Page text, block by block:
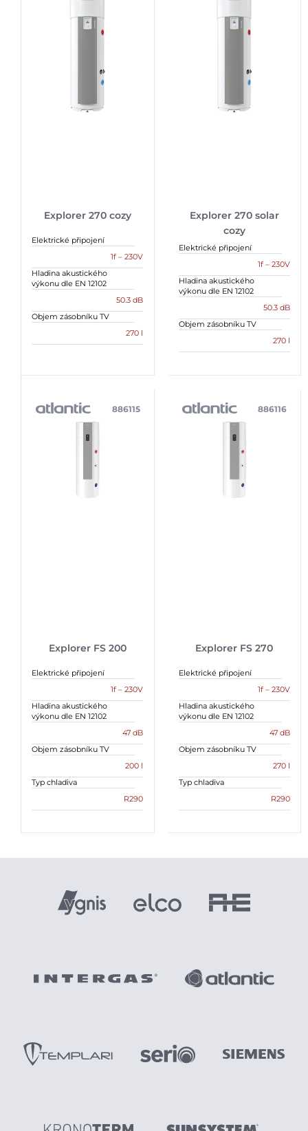
Explorer 270 cozy
Elektrické připojení
1f – 230V
Hladina akustického
výkonu dle EN 12102
50.3 dB
Objem zásobníku TV
270 l
Explorer 270 solar
cozy
Elektrické připojení
1f – 230V
Hladina akustického
výkonu dle EN 12102
50.3 dB
Objem zásobníku TV
270 l
Explorer FS 200
886115
Elektrické připojení
1f – 230V
Hladina akustického
výkonu dle EN 12102
47 dB
Objem zásobníku TV
200 l
Typ chladiva
R290
Explorer FS 270
886116
Elektrické připojení
1f – 230V
Hladina akustického
výkonu dle EN 12102
47 dB
Objem zásobníku TV
270 l
Typ chladiva
R290